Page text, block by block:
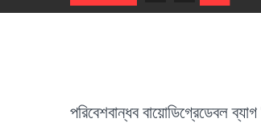
পরিবেশবান্ধব বায়োডিগ্রেডেবল